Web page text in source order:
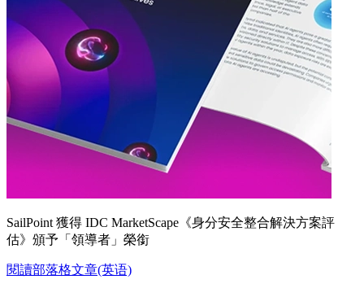
SailPoint 獲得 IDC MarketScape《身分安全整合解決方案評
估》頒予「領導者」榮銜
閱讀部落格文章(英语)